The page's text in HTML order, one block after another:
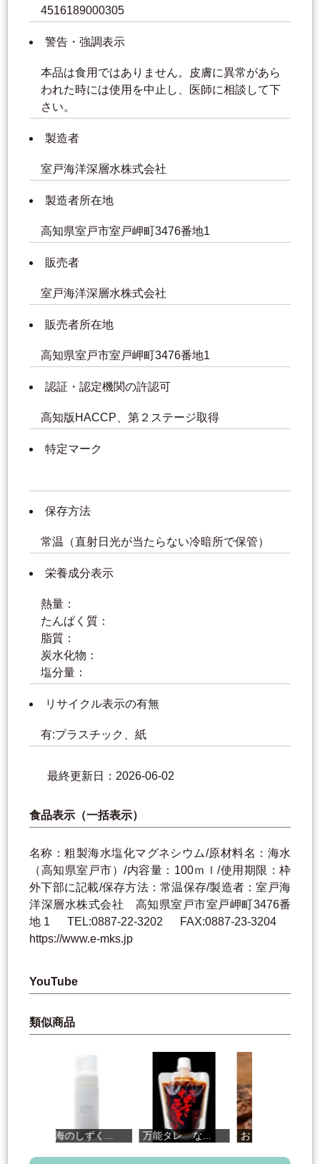
4516189000305
警告・強調表示
本品は食用ではありません。皮膚に異常があら
われた時には使用を中止し、医師に相談して下
さい。
製造者
室戸海洋深層水株式会社
製造者所在地
高知県室戸市室戸岬町3476番地1
販売者
室戸海洋深層水株式会社
販売者所在地
高知県室戸市室戸岬町3476番地1
認証・認定機関の許認可
高知版HACCP、第２ステージ取得
特定マーク
保存方法
常温（直射日光が当たらない冷暗所で保管）
栄養成分表示
熱量：
たんぱく質：
脂質：
炭水化物：
塩分量：
リサイクル表示の有無
有:プラスチック、紙
最終更新日：2026-06-02
食品表示（一括表示）
名称：粗製海水塩化マグネシウム/原材料名：海水
（高知県室戸市）/内容量：100ｍｌ/使用期限：枠
外下部に記載/保存方法：常温保存/製造者：室戸海
洋深層水株式会社 高知県室戸市室戸岬町3476番
地1 TEL:0887-22-3202 FAX:0887-23-3204
https://www.e-mks.jp
YouTube
類似商品
天海のしずく... 万能タレ な... おらんく鹿ジ...